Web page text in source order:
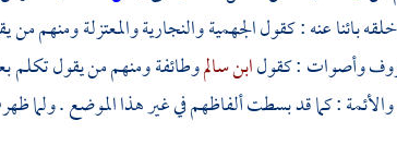
بائنا عنه : كقولالجهميةوالنجاريةوالمعتزلةومنهم من
وأصوات : كقولابن سالموطائفة ومنهم من يقول تكلم
والأئمة : كما قد بسطت ألفاظهم في غير هذا الموضع . ولما